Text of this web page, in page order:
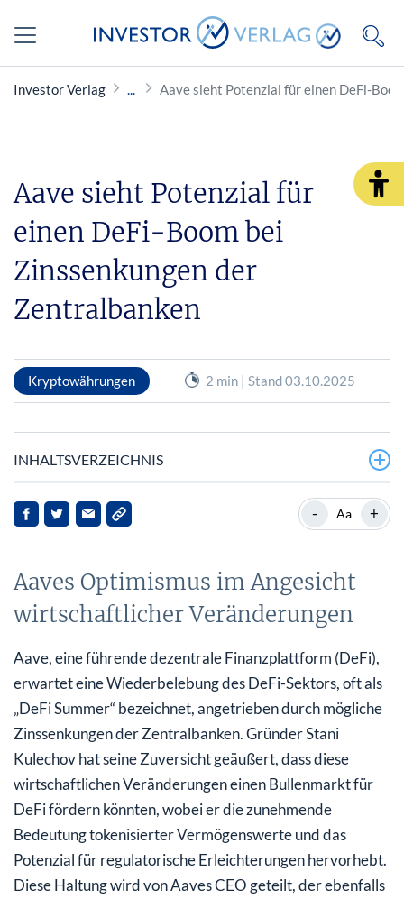
Investor Verlag Aave sieht Potenzial für einen DeFi-
Aave sieht Potenzial für
einen DeFi-Boom bei
Zinssenkungen der
Zentralbanken
Kryptowährungen 2 min | Stand 03.10.2025
INHALTSVERZEICHNIS
Aaves Optimismus im Angesicht wirtschaftlicher
Veränderungen
Neue Tools und Innovationen
Fazit
- Aa +
Aaves Optimismus im Angesicht
wirtschaftlicher Veränderungen
Aave, eine führende dezentrale Finanzplattform (DeFi),
erwartet eine Wiederbelebung des DeFi-Sektors, oft als
„DeFi Summer“ bezeichnet, angetrieben durch mögliche
Zinssenkungen der Zentralbanken. Gründer Stani
Kulechov hat seine Zuversicht geäußert, dass diese
wirtschaftlichen Veränderungen einen Bullenmarkt für
DeFi fördern könnten, wobei er die zunehmende
Bedeutung tokenisierter Vermögenswerte und das
Potenzial für regulatorische Erleichterungen hervorhebt.
Diese Haltung wird von Aaves CEO geteilt, der ebenfalls